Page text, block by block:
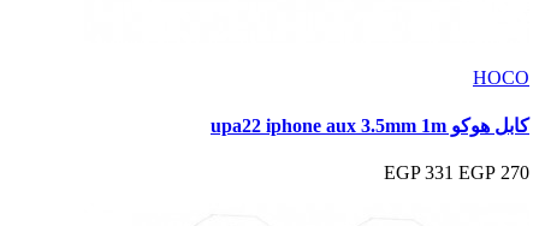
HOCO
كابل هوكو upa22 iphone aux 3.5mm 1m
270 EGP
331 EGP